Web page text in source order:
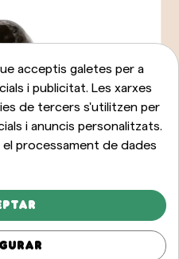
acceptis galetes per a
i publicitat. Les xarxes
de tercers s'utilitzen per
i anuncis personalitzats.
processament de dades